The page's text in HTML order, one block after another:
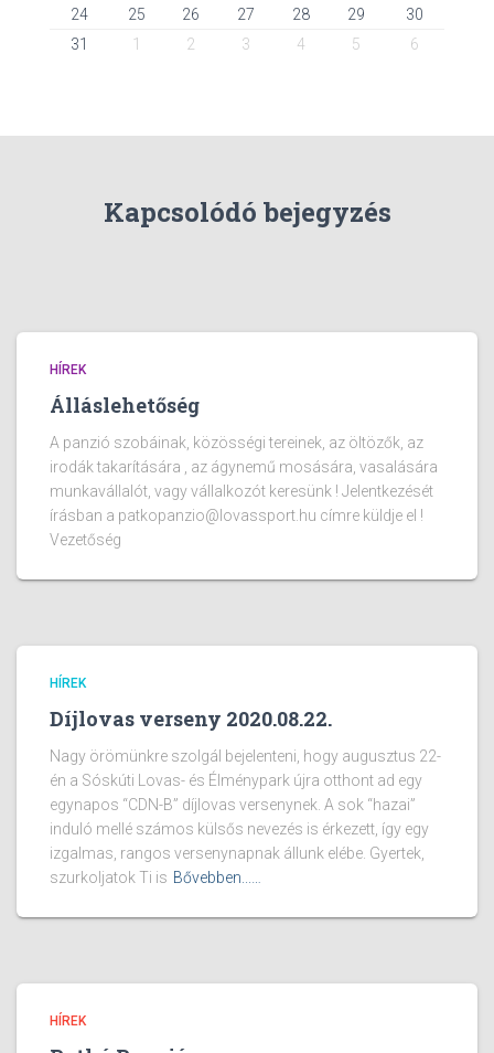
24
25 26 27 28 29
30
31
1 2 3 4 5 6
Kapcsolódó bejegyzés
HÍREK
Álláslehetőség
A panzió szobáinak, közösségi tereinek, az öltözők, az
irodák takarítására , az ágynemű mosására, vasalására
munkavállalót, vagy vállalkozót keresünk ! Jelentkezését
írásban a patkopanzio@lovassport.hu címre küldje el !
Vezetőség
HÍREK
Díjlovas verseny 2020.08.22.
Nagy örömünkre szolgál bejelenteni, hogy augusztus 22-
én a Sóskúti Lovas- és Élménypark újra otthont ad egy
egynapos “CDN-B” díjlovas versenynek. A sok “hazai”
induló mellé számos külsős nevezés is érkezett, így egy
izgalmas, rangos versenynapnak állunk elébe. Gyertek,
szurkoljatok Ti is Bővebben...…
HÍREK